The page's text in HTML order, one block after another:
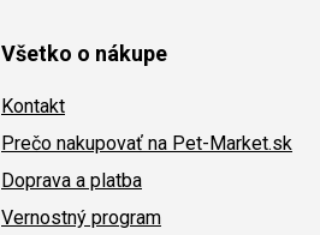
Všetko o nákupe
Kontakt
Prečo nakupovať na Pet-Market.sk
Doprava a platba
Vernostný program